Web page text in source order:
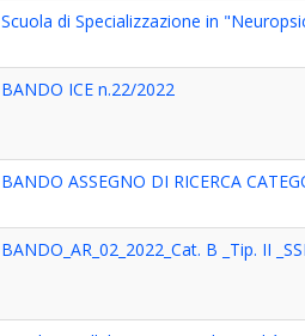
Scuola di Specializzazione in
BANDO ICE n.22/2022
BANDO ASSEGNO DI RICERCA
BANDO_AR_02_2022_Cat. B _Tip. II